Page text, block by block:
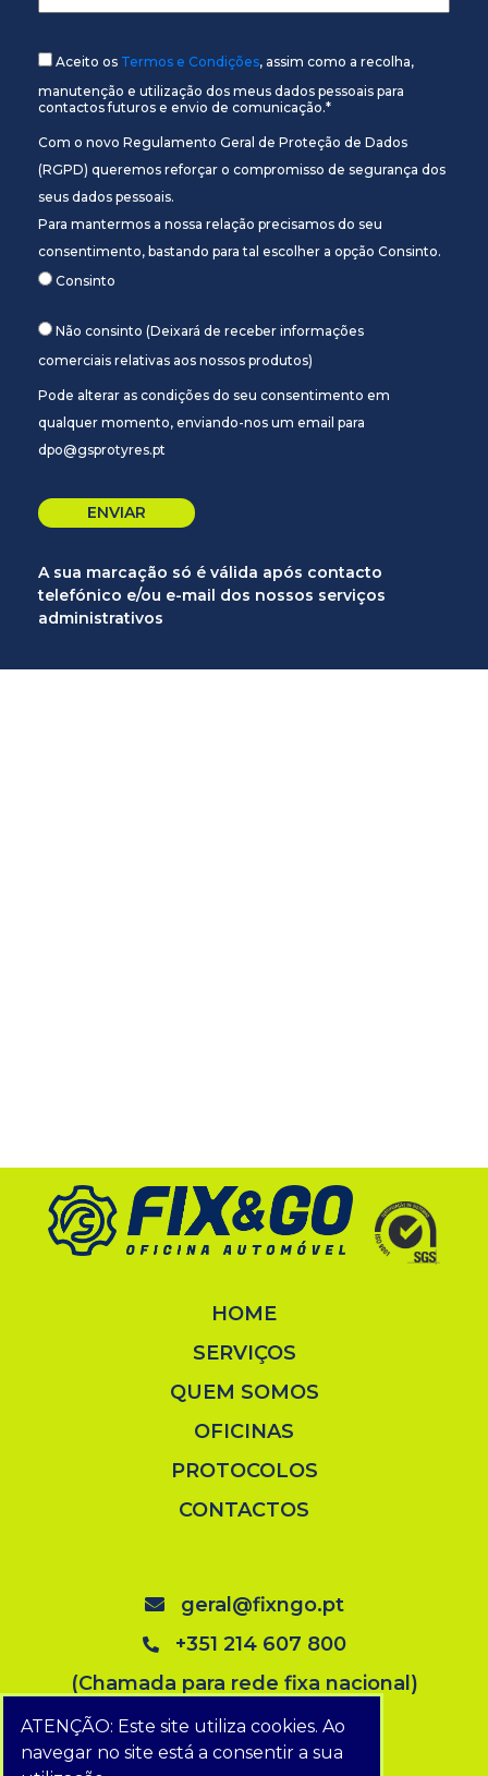
ATENÇÃO: Este site utiliza cookies. Ao
navegar no site está a consentir a sua
Aceito os Termos e Condições, assim como a recolha,
manutenção e utilização dos meus dados pessoais para
contactos futuros e envio de comunicação.*
Com o novo Regulamento Geral de Proteção de Dados
(RGPD) queremos reforçar o compromisso de segurança dos
seus dados pessoais.
Para mantermos a nossa relação precisamos do seu
consentimento, bastando para tal escolher a opção Consinto.
Consinto
Não consinto (Deixará de receber informações
comerciais relativas aos nossos produtos)
Pode alterar as condições do seu consentimento em
qualquer momento, enviando-nos um email para
dpo@gsprotyres.pt
A sua marcação só é válida após contacto
telefónico e/ou e-mail dos nossos serviços
administrativos
HOME
SERVIÇOS
QUEM SOMOS
OFICINAS
PROTOCOLOS
CONTACTOS
geral@fixngo.pt
+351 214 607 800
(Chamada para rede fixa nacional)